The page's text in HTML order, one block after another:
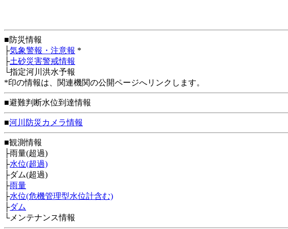
■防災情報
├気象警報・注意報 *
├土砂災害警戒情報
└指定河川洪水予報
*印の情報は、関連機関の公開ページへリンクします。
■避難判断水位到達情報
■河川防災カメラ情報
■観測情報
├雨量(超過)
├水位(超過)
├ダム(超過)
├雨量
├水位(危機管理型水位計含む)
├ダム
└メンテナンス情報